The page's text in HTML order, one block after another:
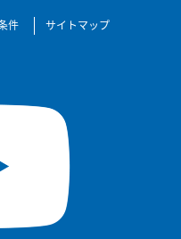
件 サイトマップ